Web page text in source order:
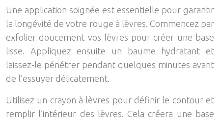
Une application soignée est essentielle pour garantir
la longévité de votre rouge à lèvres. Commencez par
exfolier doucement vos lèvres pour créer une base
lisse. Appliquez ensuite un baume hydratant et
laissez-le pénétrer pendant quelques minutes avant
de l’essuyer délicatement.
Utilisez un crayon à lèvres pour définir le contour et
remplir l’intérieur des lèvres. Cela créera une base